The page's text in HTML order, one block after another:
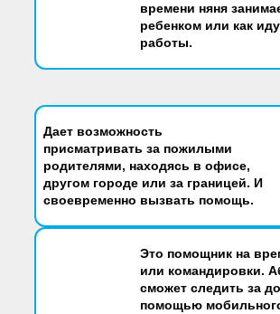
времени няня
ребенком или как
работы.
Дает возможность
присматривать за пожилыми
родителями, находясь в офисе,
другом городе или за границей. И
своевременно вызвать помощь.
Это помощник на
или командировки.
сможет следить за
помощью